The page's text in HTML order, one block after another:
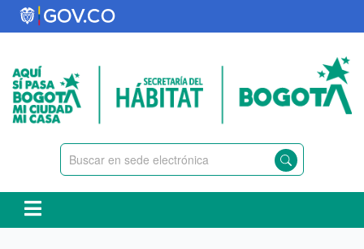
Pasar
al
principal